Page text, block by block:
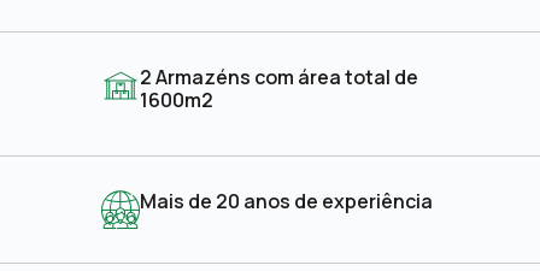
2 Armazéns com área total de
1600m2
Mais de 20 anos de experiência